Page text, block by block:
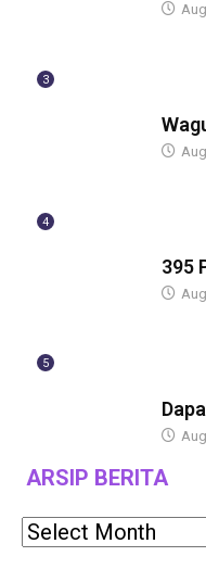
3
4
395
5
ARSIP BERITA